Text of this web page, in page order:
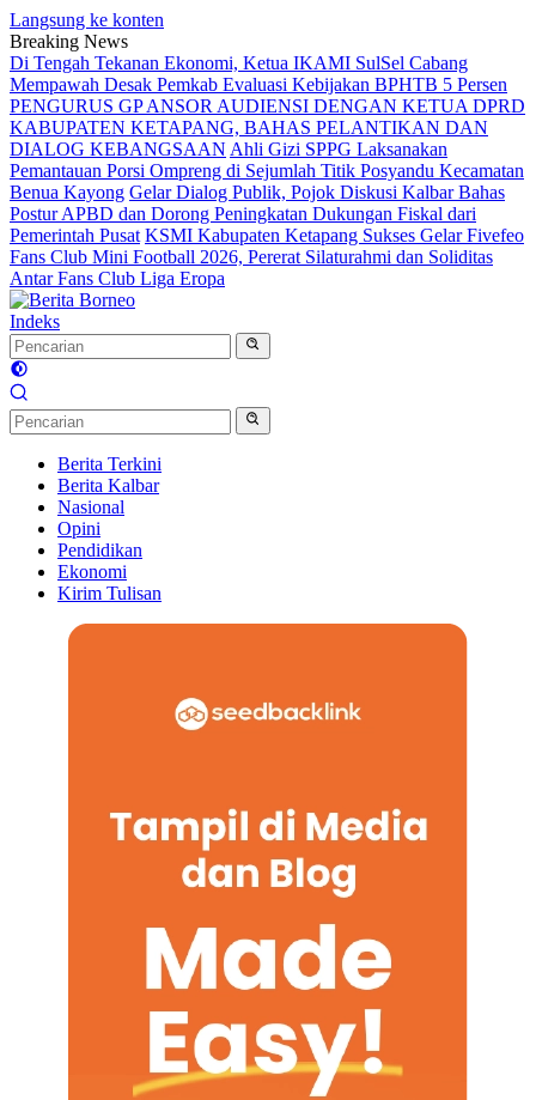
Langsung ke konten
Breaking News
Di Tengah Tekanan Ekonomi, Ketua IKAMI SulSel Cabang
Mempawah Desak Pemkab Evaluasi Kebijakan BPHTB 5 Persen
PENGURUS GP ANSOR AUDIENSI DENGAN KETUA DPRD
KABUPATEN KETAPANG, BAHAS PELANTIKAN DAN
DIALOG KEBANGSAAN Ahli Gizi SPPG Laksanakan
Pemantauan Porsi Ompreng di Sejumlah Titik Posyandu Kecamatan
Benua Kayong Gelar Dialog Publik, Pojok Diskusi Kalbar Bahas
Postur APBD dan Dorong Peningkatan Dukungan Fiskal dari
Pemerintah Pusat KSMI Kabupaten Ketapang Sukses Gelar Fivefeo
Fans Club Mini Football 2026, Pererat Silaturahmi dan Soliditas
Antar Fans Club Liga Eropa
Indeks
Berita Terkini
Berita Kalbar
Nasional
Opini
Pendidikan
Ekonomi
Kirim Tulisan